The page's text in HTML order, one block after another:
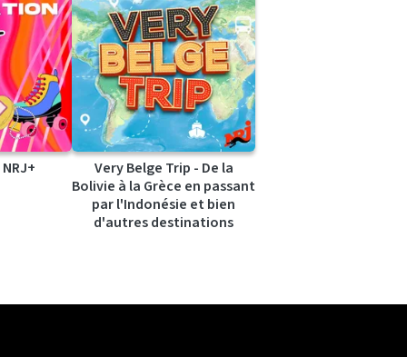
Very Belge Trip - De la
Bolivie à la Grèce en passant
par l'Indonésie et bien
d'autres destinations